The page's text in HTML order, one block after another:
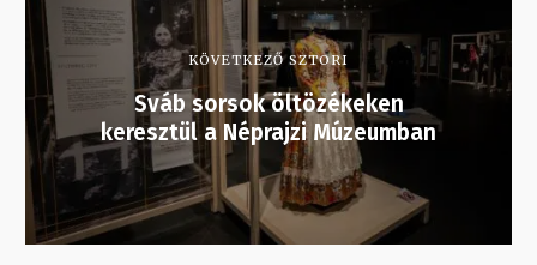
KÖVETKEZŐ SZTORI
Sváb sorsok öltözékeken
keresztül a Néprajzi Múzeumban